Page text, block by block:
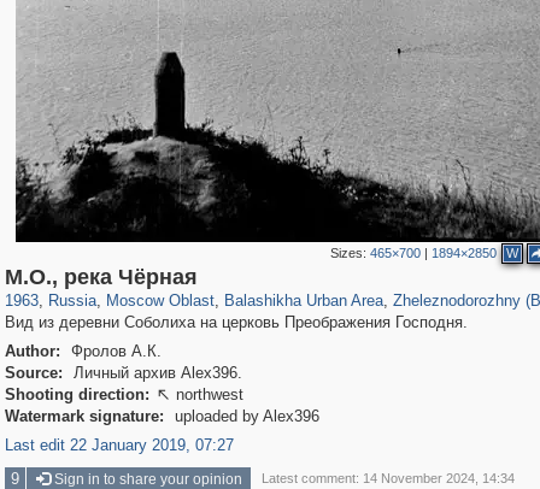
Sizes: 465×700| 1894×2850 W
М.О., река Чёрная
1963, Russia
1,406,840 29,243
, Moscow Oblast
96,438 1,691
, Balashikha Urban Area, Zheleznodorozhny
7
Вид из деревни Соболиха на церковь Преображения Господня.
Author:
Фролов А.К.
Source:
Личный архив Alex396.
Shooting direction:  northwest
Watermark signature:
uploaded by Alex396
Last edit 22 January 2019, 07:27
9
Sign in to share your opinion Latest comment: 14 November 2024, 14:34